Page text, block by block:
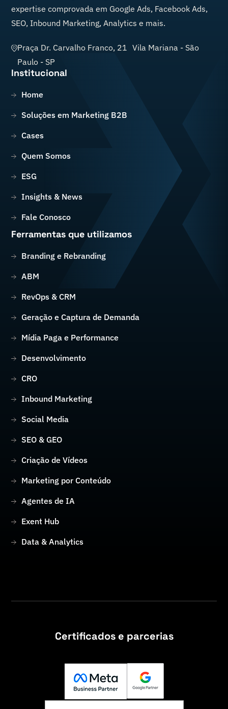
expertise comprovada em Google Ads, Facebook Ads,
SEO, Inbound Marketing, Analytics e mais.
Praça Dr. Carvalho Franco, 21 Vila Mariana - São
Paulo - SP
Institucional
Home
Soluções em Marketing B2B
Cases
Quem Somos
ESG
Insights & News
Fale Conosco
Ferramentas que utilizamos
Branding e Rebranding
ABM
RevOps & CRM
Geração e Captura de Demanda
Mídia Paga e Performance
Desenvolvimento
CRO
Inbound Marketing
Social Media
SEO & GEO
Criação de Vídeos
Marketing por Conteúdo
Agentes de IA
Exent Hub
Data & Analytics
Certificados e parcerias